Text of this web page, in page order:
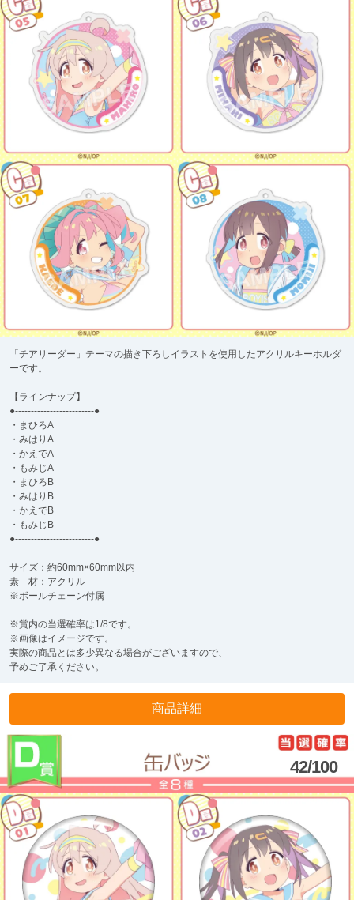
「チアリーダー」テーマの描き下ろしイラストを使用したアクリルキーホルダ
ーです。
【ラインナップ】
●-------------------------●
・まひろA
・みはりA
・かえでA
・もみじA
・まひろB
・みはりB
・かえでB
・もみじB
●-------------------------●
サイズ：約60mm×60mm以内
素 材：アクリル
※ボールチェーン付属
※賞内の当選確率は1/8です。
※画像はイメージです。
実際の商品とは多少異なる場合がございますので、
予めご了承ください。
商品詳細
42/100